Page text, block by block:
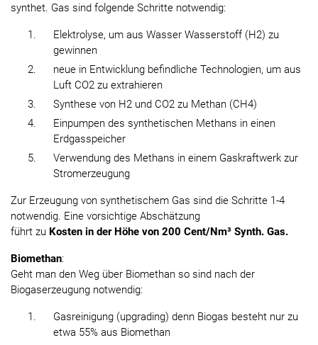
synthet. Gas sind folgende Schritte notwendig:
Elektrolyse, um aus Wasser Wasserstoff (H2) zu
gewinnen
neue in Entwicklung befindliche Technologien, um aus
Luft CO2 zu extrahieren
Synthese von H2 und CO2 zu Methan (CH4)
Einpumpen des synthetischen Methans in einen
Erdgasspeicher
Verwendung des Methans in einem Gaskraftwerk zur
Stromerzeugung
Zur Erzeugung von synthetischem Gas sind die Schritte 1-4
notwendig. Eine vorsichtige Abschätzung
führt zu Kosten in der Höhe von 200 Cent/Nm³ Synth. Gas.
Biomethan:
Geht man den Weg über Biomethan so sind nach der
Biogaserzeugung notwendig:
Gasreinigung (upgrading) denn Biogas besteht nur zu
etwa 55% aus Biomethan